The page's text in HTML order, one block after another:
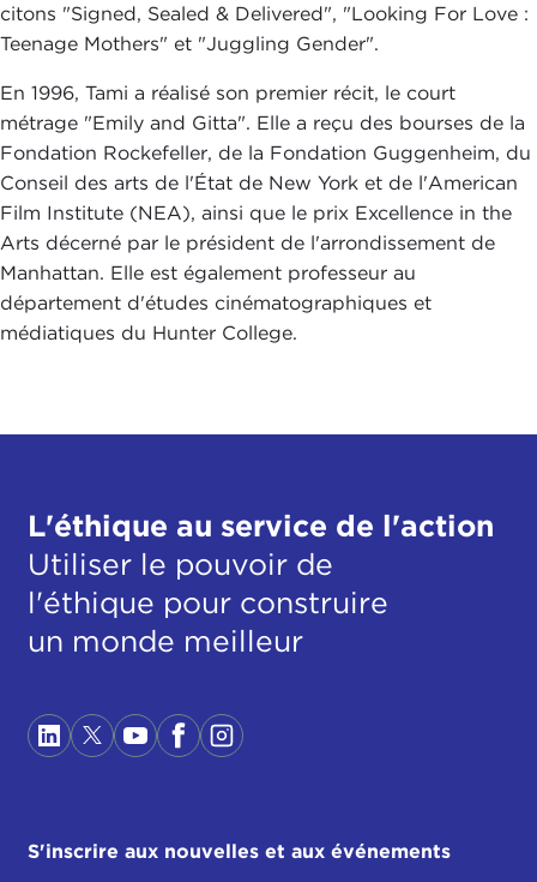
citons "Signed, Sealed & Delivered", "Looking For Love :
Teenage Mothers" et "Juggling Gender".
En 1996, Tami a réalisé son premier récit, le court
métrage "Emily and Gitta". Elle a reçu des bourses de la
Fondation Rockefeller, de la Fondation Guggenheim, du
Conseil des arts de l'État de New York et de l'American
Film Institute (NEA), ainsi que le prix Excellence in the
Arts décerné par le président de l'arrondissement de
Manhattan. Elle est également professeur au
département d'études cinématographiques et
médiatiques du Hunter College.
L'éthique au service de l'action
Utiliser le pouvoir de
l'éthique pour construire
un monde meilleur
S'inscrire aux nouvelles et aux événements